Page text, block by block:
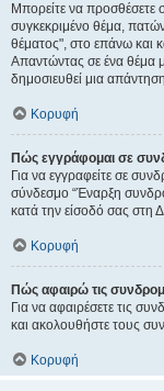
Μπορείτε να προσθέσετε
συγκεκριμένο θέμα,
θέματος", στο επάνω και
Απαντώντας σε ένα θέμα
δημοσιευθεί μια
Κορυφή
Πώς εγγράφομαι σε
Για να εγγραφείτε σε
σύνδεσμο “Έναρξη
κατά την είσοδό σας στη
Κορυφή
Πώς αφαιρώ τις
Για να αφαιρέσετε τις
και ακολουθήστε τους
Κορυφή